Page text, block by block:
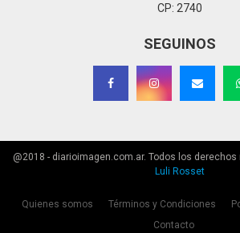
CP: 2740
SEGUINOS
@2018 - diarioimagen.com.ar. Todos los derechos
Luli Rosset
Quienes somos Términos y Condiciones
Contacto